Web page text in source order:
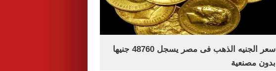
سعر الجنيه الذهب فى مصر يسجل 48760 جنيها
بدون مصنعية